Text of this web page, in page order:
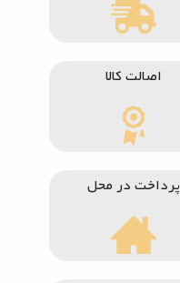
اصالت کالا
پرداخت در محل